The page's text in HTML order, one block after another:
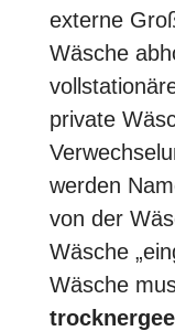
externe
Wäsche
private
werden
von der
Wäsche
Wäsche